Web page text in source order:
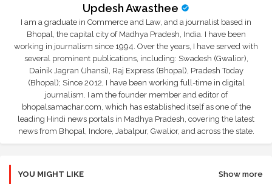
Updesh Awasthee
I am a graduate in Commerce and Law, and a journalist based in
Bhopal, the capital city of Madhya Pradesh, India. I have been
working in journalism since 1994. Over the years, I have served with
several prominent publications, including: Swadesh (Gwalior),
Dainik Jagran (Jhansi), Raj Express (Bhopal), Pradesh Today
(Bhopal); Since 2012, I have been working full-time in digital
journalism. I am the founder member and editor of
bhopalsamachar.com, which has established itself as one of the
leading Hindi news portals in Madhya Pradesh, covering the latest
news from Bhopal, Indore, Jabalpur, Gwalior, and across the state.
YOU MIGHT LIKE Show more